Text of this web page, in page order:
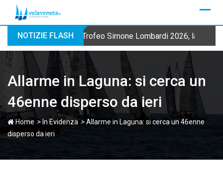
NOTIZIE FLASH Trofeo Simone Lombardi 2026, la
Allarme in Laguna: si cerca un
46enne disperso da ieri
Home > In Evidenza>Allarme in Laguna: si cerca un 46enne
disperso da ieri